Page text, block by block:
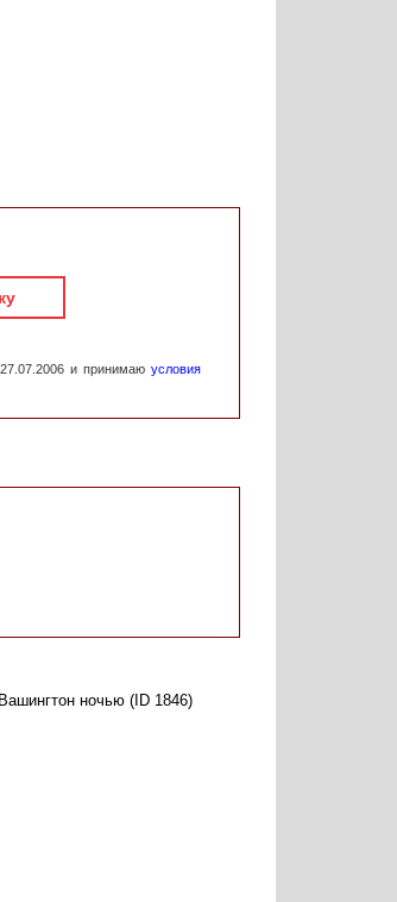
и принимаю условия
Вашингтон ночью (ID 1846)